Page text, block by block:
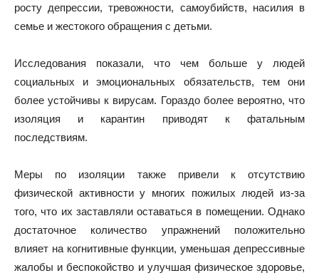
росту депрессии, тревожности, самоубийств, насилия в
семье и жестокого обращения с детьми.
Исследования показали, что чем больше у людей
социальных и эмоциональных обязательств, тем они
более устойчивы к вирусам. Гораздо более вероятно, что
изоляция и карантин приводят к фатальным
последствиям.
Меры по изоляции также привели к отсутствию
физической активности у многих пожилых людей из-за
того, что их заставляли оставаться в помещении. Однако
достаточное количество упражнений положительно
влияет на когнитивные функции, уменьшая депрессивные
жалобы и беспокойство и улучшая физическое здоровье,